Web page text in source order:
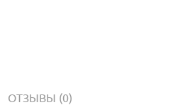
ОТЗЫВЫ (0)